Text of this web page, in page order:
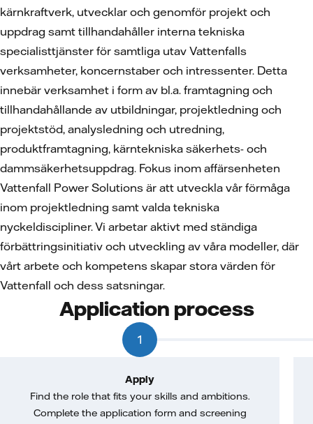
kärnkraftverk, utvecklar och genomför projekt och
uppdrag samt tillhandahåller interna tekniska
specialisttjänster för samtliga utav Vattenfalls
verksamheter, koncernstaber och intressenter. Detta
innebär verksamhet i form av bl.a. framtagning och
tillhandahållande av utbildningar, projektledning och
projektstöd, analysledning och utredning,
produktframtagning, kärntekniska säkerhets- och
dammsäkerhetsuppdrag. Fokus inom affärsenheten
Vattenfall Power Solutions är att utveckla vår förmåga
inom projektledning samt valda tekniska
nyckeldiscipliner. Vi arbetar aktivt med ständiga
förbättringsinitiativ och utveckling av våra modeller, där
vårt arbete och kompetens skapar stora värden för
Vattenfall och dess satsningar.
Application process
1
Apply
Find the role that fits your skills and ambitions.
Complete the application form and screening